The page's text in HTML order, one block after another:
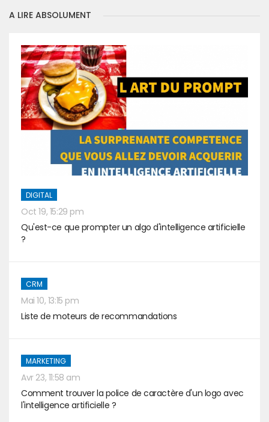
A LIRE ABSOLUMENT
DIGITAL
Oct 19, 15:29 pm
Qu'est-ce que prompter un algo d'intelligence artificielle
?
CRM
Mai 10, 13:15 pm
Liste de moteurs de recommandations
MARKETING
Avr 23, 11:58 am
Comment trouver la police de caractère d'un logo avec
l'intelligence artificielle ?